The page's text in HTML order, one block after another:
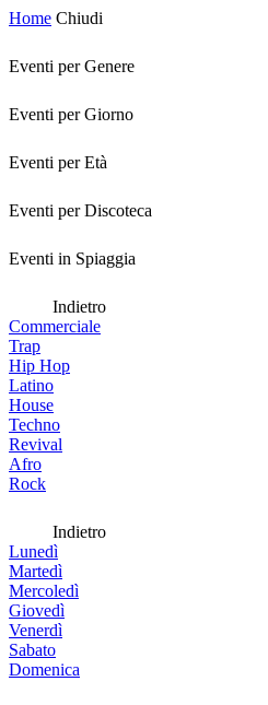
Home Chiudi
Eventi per Genere
Eventi per Giorno
Eventi per Età
Eventi per Discoteca
Eventi in Spiaggia
Indietro
Commerciale
Trap
Hip Hop
Latino
House
Techno
Revival
Afro
Rock
Indietro
Lunedì
Martedì
Mercoledì
Giovedì
Venerdì
Sabato
Domenica